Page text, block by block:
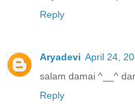
Reply
Aryadevi April 24,
salam damai ^__^
Reply